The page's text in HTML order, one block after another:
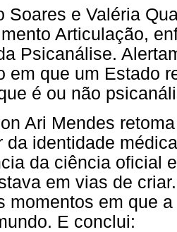
Soares e Valéria
Articulação,
Psicanálise.
em que um Estado
é ou não
Ari Mendes
da identidade
da ciência oficial
em vias de
momentos em que
E conclui: